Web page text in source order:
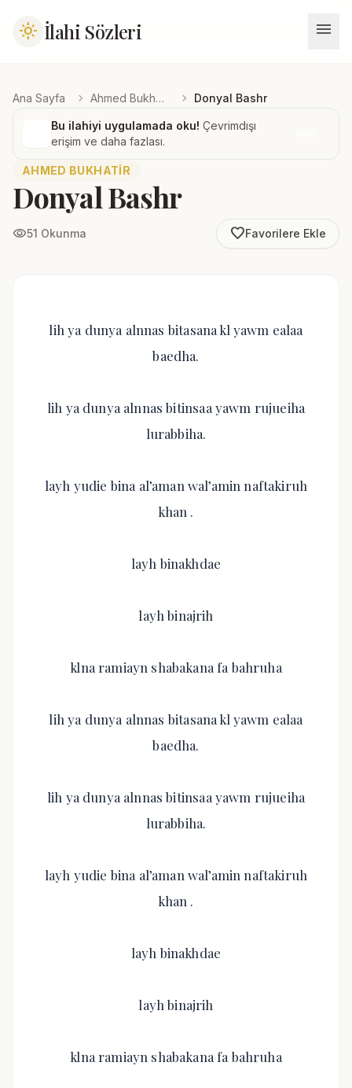
light_mode İlahi Sözleri menu
Ana Sayfa chevron_right Ahmed Bukhatir chevron_right Donyal Bashr
Bu ilahiyi uygulamada oku! Çevrimdışı
erişim ve daha fazlası.
AHMED BUKHATIR
Donyal Bashr
visibility51 Okunma favorite_borderFavorilere Ekle
lih ya dunya alnnas bitasana kl yawm ealaa
baedha.
lih ya dunya alnnas bitinsaa yawm rujueiha
lurabbiha.
layh yudie bina al’aman wal’amin naftakiruh
khan .
layh binakhdae
layh binajrih
klna ramiayn shabakana fa bahruha
lih ya dunya alnnas bitasana kl yawm ealaa
baedha.
lih ya dunya alnnas bitinsaa yawm rujueiha
lurabbiha.
layh yudie bina al’aman wal’amin naftakiruh
khan .
layh binakhdae
layh binajrih
klna ramiayn shabakana fa bahruha